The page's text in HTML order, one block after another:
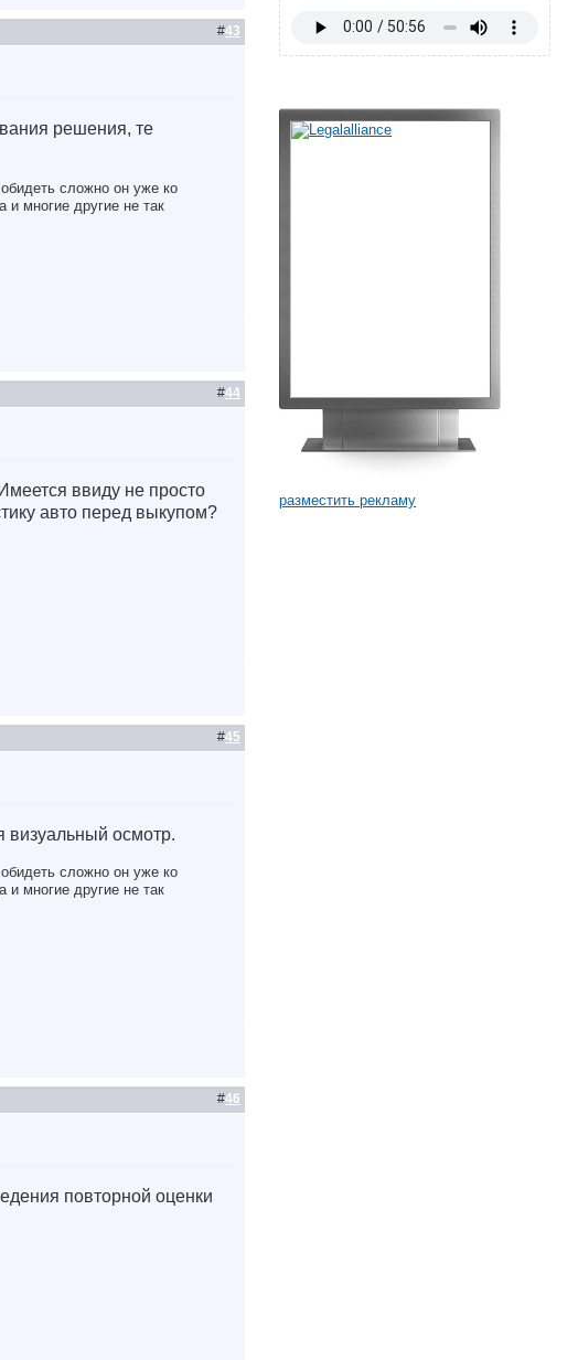
#43
решения, те
сложно он уже ко
и многие другие не так
#44
ввиду не просто
авто перед выкупом?
#45
визуальный осмотр.
сложно он уже ко
и многие другие не так
#46
повторной оценки
разместить рекламу